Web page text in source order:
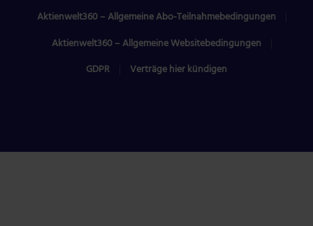
Aktienwelt360 – Allgemeine Abo-Teilnahmebedingungen
Aktienwelt360 – Allgemeine Websitebedingungen
GDPR
Verträge hier kündigen